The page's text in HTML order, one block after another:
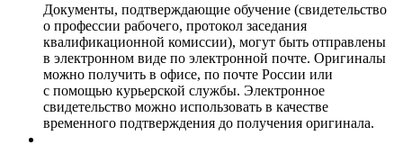
Документы, подтверждающие обучение (свидетельство
о профессии рабочего, протокол заседания
квалификационной комиссии), могут быть отправлены
в электронном виде по электронной почте. Оригиналы
можно получить в офисе, по почте России или
с помощью курьерской службы. Электронное
свидетельство можно использовать в качестве
временного подтверждения до получения оригинала.